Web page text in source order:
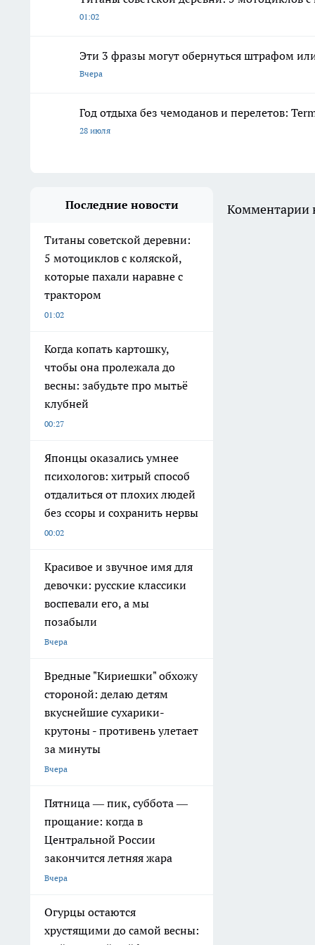
01:02
Эти 3 фразы могут обернуться штрафом
Вчера
Год отдыха без чемоданов и перелетов:
28 июля
Последние новости
Титаны советской деревни:
5 мотоциклов с коляской,
которые пахали наравне с
трактором
01:02
Когда копать картошку,
чтобы она пролежала до
весны: забудьте про мытьё
клубней
00:27
Японцы оказались умнее
психологов: хитрый способ
отдалиться от плохих людей
без ссоры и сохранить нервы
00:02
Красивое и звучное имя для
девочки: русские классики
воспевали его, а мы
позабыли
Вчера
Вредные "Кириешки" обхожу
стороной: делаю детям
вкуснейшие сухарики-
крутоны - противень улетает
за минуты
Вчера
Пятница — пик, суббота —
прощание: когда в
Центральной России
закончится летняя жара
Вчера
Огурцы остаются
хрустящими до самой весны:
Комментарии